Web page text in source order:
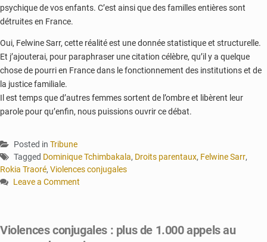
psychique de vos enfants. C’est ainsi que des familles entières sont
détruites en France.
Oui, Felwine Sarr, cette réalité est une donnée statistique et structurelle.
Et j’ajouterai, pour paraphraser une citation célèbre, qu’il y a quelque
chose de pourri en France dans le fonctionnement des institutions et de
la justice familiale.
Il est temps que d’autres femmes sortent de l’ombre et libèrent leur
parole pour qu’enfin, nous puissions ouvrir ce débat.
Posted in Tribune
Tagged Dominique Tchimbakala, Droits parentaux, Felwine Sarr,
Rokia Traoré, Violences conjugales
Leave a Comment
:
Violences conjugales : plus de 1.000 appels au